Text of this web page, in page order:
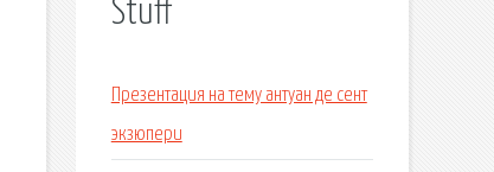
Stuff
Презентация на тему антуан де сент
экзюпери